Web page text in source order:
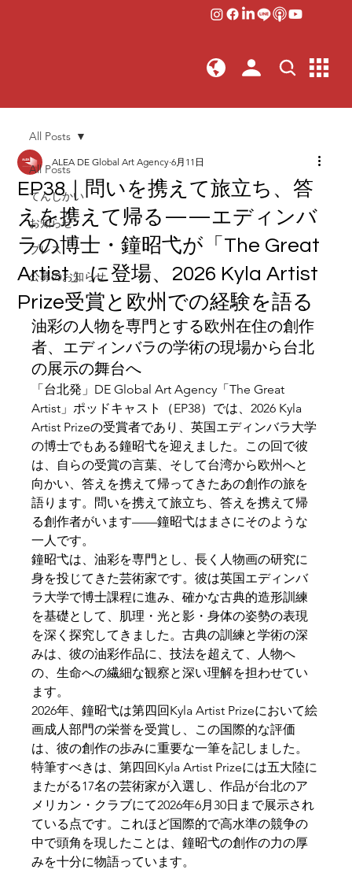
All Posts
てんじかい
お知らせ
プレス
公募のお知らせ
All Posts
EP38｜問いを携えて旅立ち、答
えを携えて帰る——エディンバ
ラの博士・鐘昭弋が「The Great
Artist」に登場、2026 Kyla Artist
Prize受賞と欧州での経験を語る
ALEA DE Global Art Agency 6月11日
油彩の人物を専門とする欧州在住の創作
者、エディンバラの学術の現場から台北
の展示の舞台へ
「台北発」DE Global Art Agency「The Great
Artist」ポッドキャスト（EP38）では、2026 Kyla
Artist Prizeの受賞者であり、英国エディンバラ大学
の博士でもある鐘昭弋を迎えました。この回で彼
は、自らの受賞の言葉、そして台湾から欧州へと
向かい、答えを携えて帰ってきたあの創作の旅を
語ります。問いを携えて旅立ち、答えを携えて帰
る創作者がいます——鐘昭弋はまさにそのような
一人です。
鐘昭弋は、油彩を専門とし、長く人物画の研究に
身を投じてきた芸術家です。彼は英国エディンバ
ラ大学で博士課程に進み、確かな古典的造形訓練
を基礎として、肌理・光と影・身体の姿勢の表現
を深く探究してきました。古典の訓練と学術の深
みは、彼の油彩作品に、技法を超えて、人物へ
の、生命への繊細な観察と深い理解を担わせてい
ます。
2026年、鐘昭弋は第四回Kyla Artist Prizeにおいて絵
画成人部門の栄誉を受賞し、この国際的な評価
は、彼の創作の歩みに重要な一筆を記しました。
特筆すべきは、第四回Kyla Artist Prizeには五大陸に
またがる17名の芸術家が入選し、作品が台北のア
メリカン・クラブにて2026年6月30日まで展示され
ている点です。これほど国際的で高水準の競争の
中で頭角を現したことは、鐘昭弋の創作の力の厚
みを十分に物語っています。